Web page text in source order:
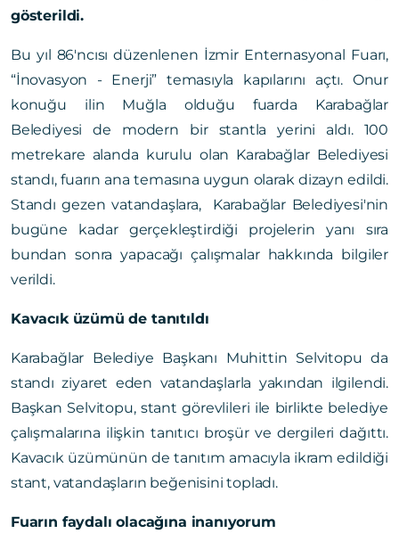
gösterildi.
Bu yıl 86'ncısı düzenlenen İzmir Enternasyonal Fuarı,
“İnovasyon - Enerji” temasıyla kapılarını açtı. Onur
konuğu ilin Muğla olduğu fuarda Karabağlar
Belediyesi de modern bir stantla yerini aldı. 100
metrekare alanda kurulu olan Karabağlar Belediyesi
standı, fuarın ana temasına uygun olarak dizayn edildi.
Standı gezen vatandaşlara, Karabağlar Belediyesi'nin
bugüne kadar gerçekleştirdiği projelerin yanı sıra
bundan sonra yapacağı çalışmalar hakkında bilgiler
verildi.
Kavacık üzümü de tanıtıldı
Karabağlar Belediye Başkanı Muhittin Selvitopu da
standı ziyaret eden vatandaşlarla yakından ilgilendi.
Başkan Selvitopu, stant görevlileri ile birlikte belediye
çalışmalarına ilişkin tanıtıcı broşür ve dergileri dağıttı.
Kavacık üzümünün de tanıtım amacıyla ikram edildiği
stant, vatandaşların beğenisini topladı.
Fuarın faydalı olacağına inanıyorum